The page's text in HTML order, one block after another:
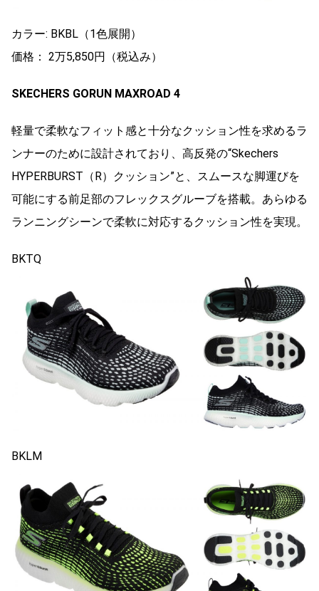
カラー: BKBL（1色展開）
価格： 2万5,850円（税込み）
SKECHERS GORUN MAXROAD 4
軽量で柔軟なフィット感と十分なクッション性を求めるラ
ンナーのために設計されており、高反発の“Skechers
HYPERBURST（R）クッション”と、スムースな脚運びを
可能にする前足部のフレックスグルーブを搭載。あらゆる
ランニングシーンで柔軟に対応するクッション性を実現。
BKTQ
BKLM